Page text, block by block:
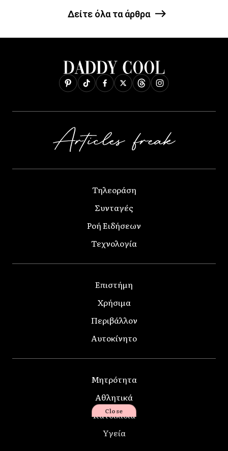
Δείτε όλα τα άρθρα
Τηλεοράση
Συνταγές
Ροή Ειδήσεων
Τεχνολογία
Επιστήμη
Χρήσιμα
Περιβάλλον
Αυτοκίνητο
Μητρότητα
Αθλητικά
Κατοικίδια
Υγεία
Close